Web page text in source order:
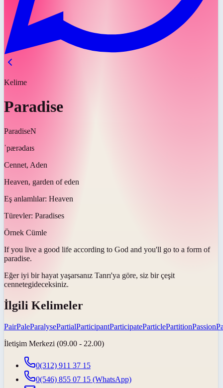
Kelime
Paradise
ParadiseN
ˈpærədaɪs
Cennet, Aden
Heaven, garden of eden
Eş anlamlılar: Heaven
Türevler: Paradises
Örnek Cümle
If you live a good life according to God and you'll go to a form of
paradise.
Eğer iyi bir hayat yaşarsanız Tanrı'ya göre, siz bir çeşit
cennetegideceksiniz.
İlgili Kelimeler
PairPaleParalysePartialParticipantParticipateParticlePartitionPassion
İletişim Merkezi (09.00 - 22.00)
0(312) 911 37 15
0(546) 855 07 15 (WhatsApp)